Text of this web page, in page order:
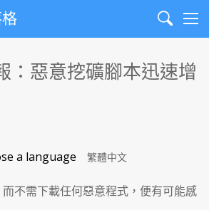
Search
：惡意挖礦腳本迅速增
a language
不需下載任何惡意程式，便有可能感